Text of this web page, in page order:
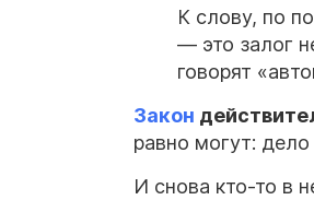
К слову, по
— это залог
говорят
Закон
равно могут:
И снова кто-то в